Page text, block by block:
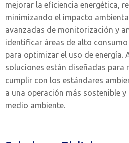
mejorar la eficiencia energética,
minimizando el impacto
avanzadas de monitorización y
identificar áreas de alto
para optimizar el uso de energía.
soluciones están diseñadas para
cumplir con los estándares
a una operación más sostenible
medio ambiente.